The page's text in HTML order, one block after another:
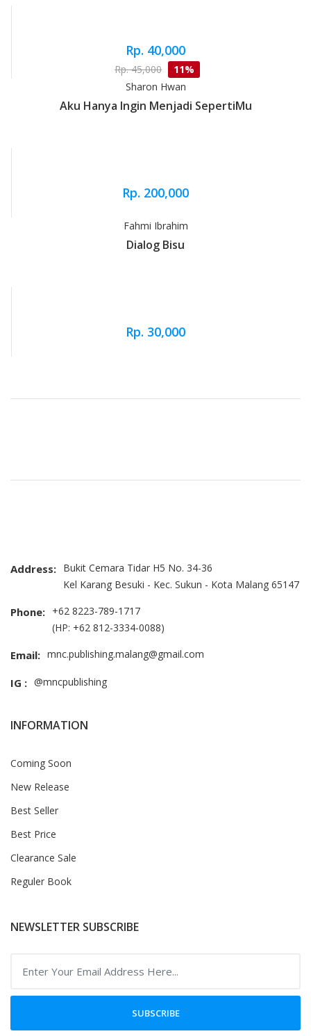
Rp. 40,000
Rp. 45,000
11%
Sharon Hwan
Aku Hanya Ingin Menjadi SepertiMu
Rp. 200,000
Fahmi Ibrahim
Dialog Bisu
Rp. 30,000
Address: Bukit Cemara Tidar H5 No. 34-36
Kel Karang Besuki - Kec. Sukun - Kota Malang 65147
Phone: +62 8223-789-1717
(HP: +62 812-3334-0088)
Email: mnc.publishing.malang@gmail.com
IG : @mncpublishing
INFORMATION
Coming Soon
New Release
Best Seller
Best Price
Clearance Sale
Reguler Book
NEWSLETTER SUBSCRIBE
SUBSCRIBE